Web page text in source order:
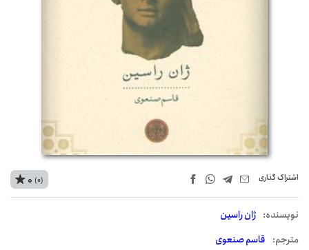
اشتراک‌ گذاری
نويسنده: ژان راسین
مترجم: قاسم صنعوی
0 (0)